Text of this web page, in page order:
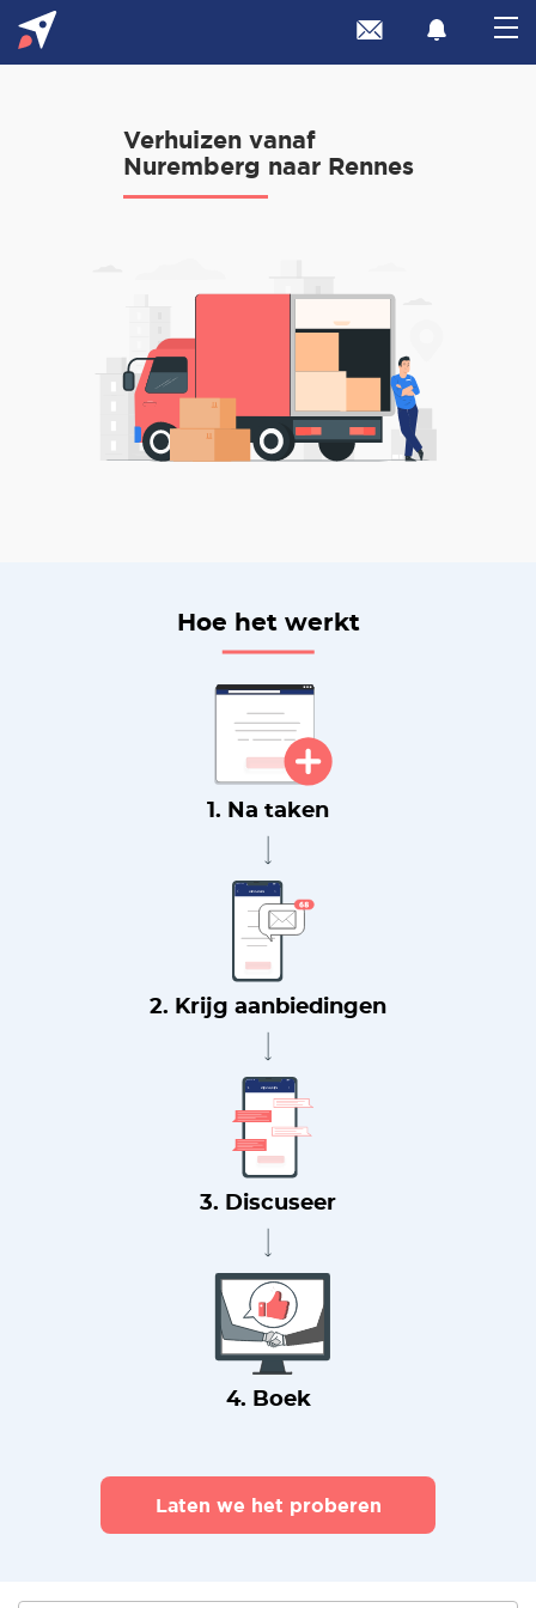
Verhuizen vanaf
Nuremberg naar Rennes
Hoe het werkt
1. Na taken
2. Krijg aanbiedingen
3. Discuseer
4. Boek
Laten we het proberen